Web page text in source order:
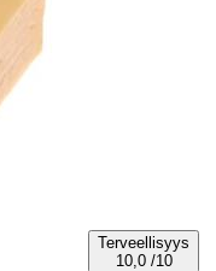
Terveellisyys
10,0 /10